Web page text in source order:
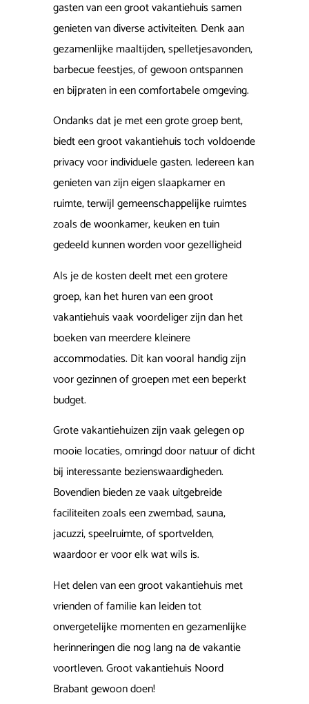
gasten van een groot vakantiehuis samen
genieten van diverse activiteiten. Denk aan
gezamenlijke maaltijden, spelletjesavonden,
barbecue feestjes, of gewoon ontspannen
en bijpraten in een comfortabele omgeving.
Ondanks dat je met een grote groep bent,
biedt een groot vakantiehuis toch voldoende
privacy voor individuele gasten. Iedereen kan
genieten van zijn eigen slaapkamer en
ruimte, terwijl gemeenschappelijke ruimtes
zoals de woonkamer, keuken en tuin
gedeeld kunnen worden voor gezelligheid
Als je de kosten deelt met een grotere
groep, kan het huren van een groot
vakantiehuis vaak voordeliger zijn dan het
boeken van meerdere kleinere
accommodaties. Dit kan vooral handig zijn
voor gezinnen of groepen met een beperkt
budget.
Grote vakantiehuizen zijn vaak gelegen op
mooie locaties, omringd door natuur of dicht
bij interessante bezienswaardigheden.
Bovendien bieden ze vaak uitgebreide
faciliteiten zoals een zwembad, sauna,
jacuzzi, speelruimte, of sportvelden,
waardoor er voor elk wat wils is.
Het delen van een groot vakantiehuis met
vrienden of familie kan leiden tot
onvergetelijke momenten en gezamenlijke
herinneringen die nog lang na de vakantie
voortleven. Groot vakantiehuis Noord
Brabant gewoon doen!